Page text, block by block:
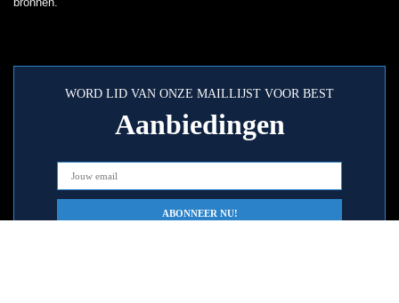
WORD LID VAN ONZE MAILLIJST VOOR BEST
Aanbiedingen